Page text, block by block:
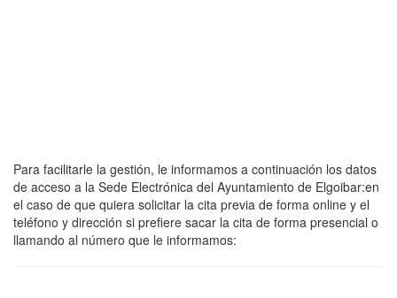
Para facilitarle la gestión, le informamos a continuación los datos
de acceso a la Sede Electrónica del Ayuntamiento de Elgoibar:en
el caso de que quiera solicitar la cita previa de forma online y el
teléfono y dirección si prefiere sacar la cita de forma presencial o
llamando al número que le informamos: